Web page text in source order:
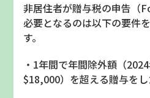
非居住者が贈与税の申告（
必要となるのは以下の要件を
す。
・ 1年間で年間除外額（2024
$18,000）を超える贈与を